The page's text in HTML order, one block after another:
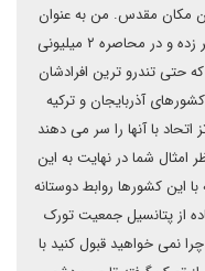
مکان مقدس. من به عنوان
یک ترک‌شناس این را می‌گویم." ارمنستان فقر زده و در محاصره ۲ میلیونی
تندرو ترین افرادشان
آذربایجان و ترکیه
اتحاد با آنها را سر می دهند
شما در نهایت به این
کشورها روابط دوستانه
از پتانسیل جمعیت تورک
نمی خواهید قبول کنید با